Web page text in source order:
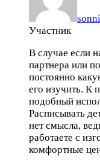
Участник
В случае если
партнера или
постоянно
его изучить. К
подобный
Расписывать
нет смысла,
работаете с
комфортные